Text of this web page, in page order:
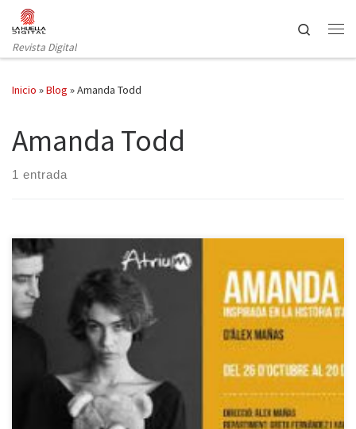
Saltar al contenido
Revista Digital
Search
Inicio »Blog »Amanda Todd
Amanda Todd
1 entrada
Amanda Todd, una joven estudiante de secundaria canadiense, se
ahorcó poco antes de cumplir los dieciséis años. Hacía unas
semanas que había colgado en Youtube un vídeo en el que,
mediante carteles escritos a mano que iba pasando, contaba su
triste historia, lo que la empujaba a acabar con su […]